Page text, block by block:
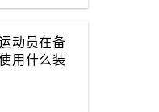
动员在备
用什么装